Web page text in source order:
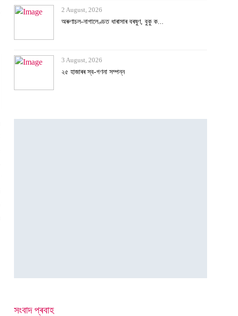
2 August, 2026
অৰুণাচল-নাগালেণ্ডত ধাৰাসাৰ বৰষুণ, বুকু ক...
3 August, 2026
২৫ হাজাৰৰ স্ব-গণনা সম্পন্ন
সংবাদ প্ৰবাহ